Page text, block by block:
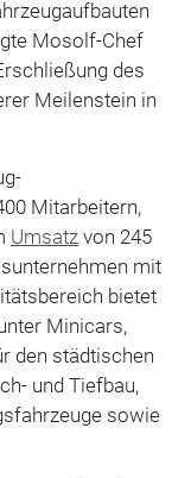
Mosolf-Chef
des
Meilenstein in
Mitarbeitern,
Umsatzvon 245
mit
bietet
Minicars,
den städtischen
und Tiefbau,
sowie